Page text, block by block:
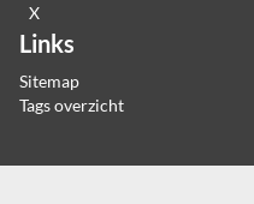
X
Links
Sitemap
Tags overzicht